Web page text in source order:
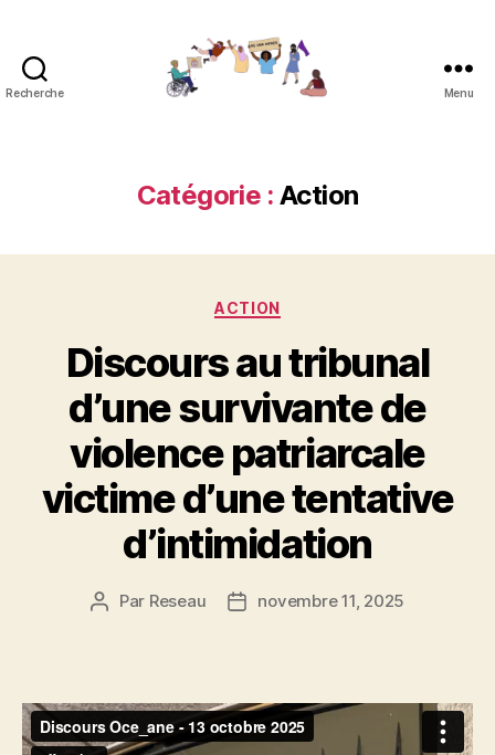
Recherche
féminicides
Menu
Catégorie : Action
Catégories
ACTION
Discours au tribunal
d’une survivante de
violence patriarcale
victime d’une tentative
d’intimidation
Auteur
Par Reseau
Datenovembre 11, 2025